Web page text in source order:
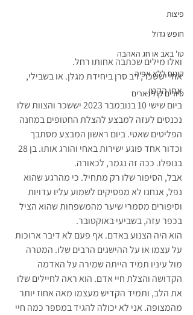
פיצות
חופש גדול
טו' באב או חג האהבה
קינוח ללא אפיה
סיורים קולינארים
ואלו מילים שכתבה אחותו רחל.
אחי יששכר, רב סרן ביחידת מגלן. או בשבילי,
אחי הקטן.
ביום שישי 10 בנובמבר 2023 יששכר והצוות שלו
נכנסים לעזה למבצע להצלת החטופים במחנה
הפליטים שאטי. ביום ראשון המבצע מסתבך
בנופלו. ככה זה נגמר, לכאורה.
אבל, הסיפור שלו רק מתחיל. כי מהרגע שהוא
נפל, אנחנו לא מפסיקים לשמוע עליו עדויות
וסיפורים מסמרי שיער מהמשפחות שהוא הציל
בכפר עזה, בשביעי באוקטובר.
הוא היה הצנוע באדם. אף פעם לא דיבר ארוכות
על עצמו או על ההישגים הרבים שלו. המטרה
מול עיניו תמיד הייתה שמירה על האדמה
הקדושה והצלת חיי אדם. הוא ראה לחיילים שלו
את הלב, ותמיד הקדיש מעצמו מאה אחוז יותר
מהמצופה. אני לא יכולה להגיד במספר כמה חיי